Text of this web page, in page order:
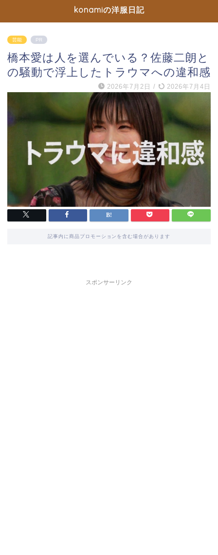
konamiの洋服日記
芸能 PR
橋本愛は人を選んでいる？佐藤二朗と
の騒動で浮上したトラウマへの違和感
2026年7月2日 / 2026年7月4日
記事内に商品プロモーションを含む場合があります
スポンサーリンク